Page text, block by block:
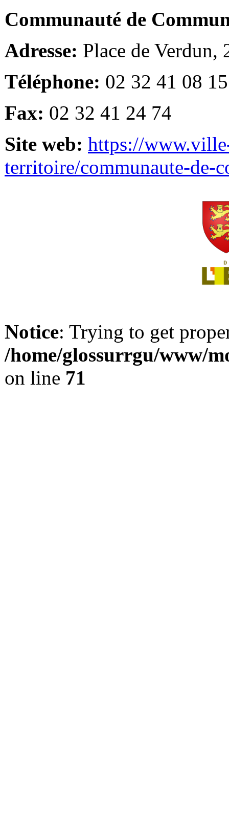
Communauté de
Adresse: Place de Verdun,
Téléphone: 02 32 41 08 15
Fax: 02 32 41 24 74
Site web: https://
territoire/communaute-de-
Notice: Trying to get
/home/glossurrgu/www/
on line 71